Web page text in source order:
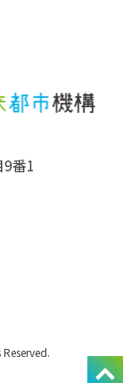
番1